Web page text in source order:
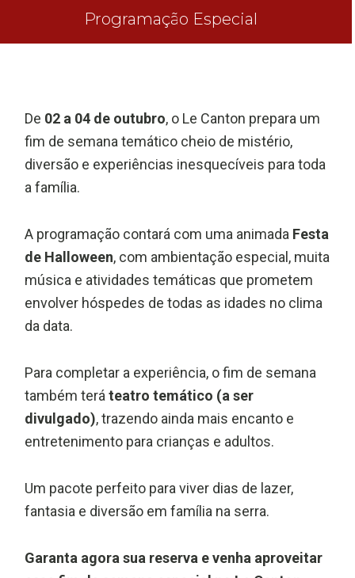
Programação Especial
De 02 a 04 de outubro, o Le Canton prepara um
fim de semana temático cheio de mistério,
diversão e experiências inesquecíveis para toda
a família.
A programação contará com uma animada Festa
de Halloween, com ambientação especial, muita
música e atividades temáticas que prometem
envolver hóspedes de todas as idades no clima
da data.
Para completar a experiência, o fim de semana
também teráteatro temático (a ser
divulgado), trazendo ainda mais encanto e
entretenimento para crianças e adultos.
Um pacote perfeito para viver dias de lazer,
fantasia e diversão em família na serra.
Garanta agora sua reserva e venha aproveitar